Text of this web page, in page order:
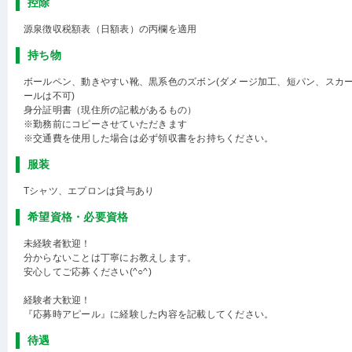
源泉徴収税額表（日額表）の丙欄を適用
持ち物
ボールペン、動きやすい靴、黒系色のズボン(ダメージ加工、短パン、スカ
ールは不可)
身分証明書（現住所の記載があるもの）
※勤務前にコピーさせていただきます
※交通費を使用した場合は必ず領収書をお持ちください。
服装
Tシャツ、エプロンは貸与あり
希望資格・必要資格
未経験者歓迎！
分からないことは丁寧にお教えします。
安心してご応募ください(^○^)
経験者大歓迎！
『応募時アピール』に経験した内容を記載してください。
待遇